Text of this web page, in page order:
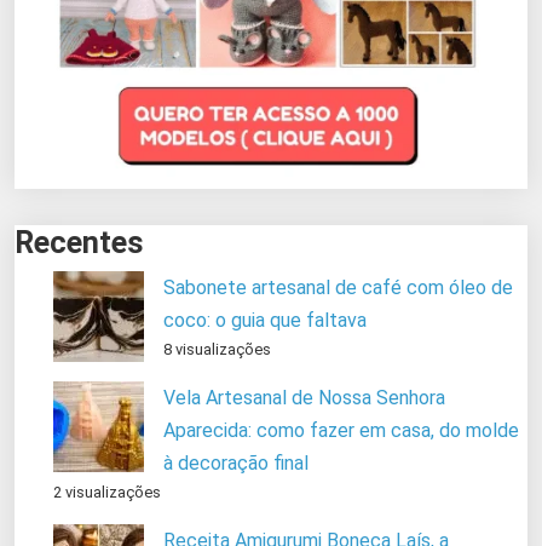
Recentes
Sabonete artesanal de café com óleo de
coco: o guia que faltava
8 visualizações
Vela Artesanal de Nossa Senhora
Aparecida: como fazer em casa, do molde
à decoração final
2 visualizações
Receita Amigurumi Boneca Laís, a